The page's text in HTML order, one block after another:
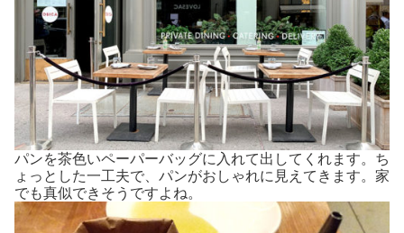
パンを茶色いペーパーバッグに入れて出してくれます。ち
ょっとした一工夫で、パンがおしゃれに見えてきます。家
でも真似できそうですよね。